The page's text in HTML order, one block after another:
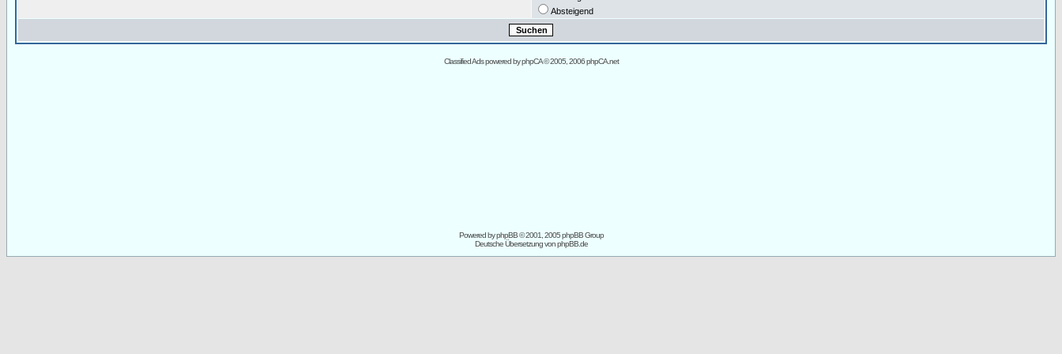
Absteigend
Classified Ads powered byphpCA© 2005, 2006 phpCA.net
Powered byphpBB© 2001, 2005 phpBB Group
Deutsche Übersetzung vonphpBB.de